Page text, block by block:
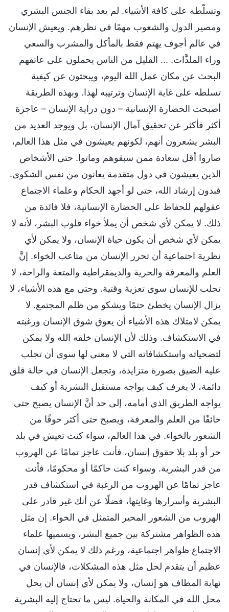
وتسلّطه على كافة الأشياء. لم يعد بقاء الجنس البشري
ومصير الدول والشعوب مهمًا في نظرهم. ويعيش الإنسان
في عالم أجوف يهتم فقط بالمأكل والمشرب والسعي
وراء الملذَّات. ... القليل من الناس يحملون على عاتقهم
البحث عن مكان عمل الله اليوم، ويبحثون عن كيفية
تسلطه على غاية الإنسان وترتيبه لهذا. وبهذه الطريقة
أصبحت الحضارة الإنسانية – دون دراية الإنسان – عاجزة
أكثر فأكثر عن تحقيق آمال الإنسان، بل ويوجد العديد من
البشر يشعرون أنهم، لكونهم يعيشون في مثل هذا العالم،
صاروا أقل سعادة ممن سبقوهم وماتوا. حتى الأشخاص
الذين يعيشون في دول متقدمة يعانون من نفس الشكوى.
فبدون إرشاد الله، حتى لو أجهد الحكام وعلماء الاجتماع
عقولهم للحفاظ على الحضارة الإنسانية، فلا فائدة من
ذلك. لا يمكن لأي شخص أن يملأ خواء قلوب البشر، لأنه لا
يمكن لأي شخص أن يكون حياة الإنسان، ولا يمكن لأي
نظرية اجتماعية أن تحرر الإنسان من متاعب الخواء. إنَّ
العلم والمعرفة والحرية والديمقراطية والمتعة والراحة، لا
تجلب للإنسان سوى تعزية وقتية. وحتى مع هذه الأشياء، لا
يزال الإنسان يخطئ حتمًا ويشكو من ظلم المجتمع. لا
يمكن لامتلاك هذه الأشياء أن يعوق شوق الإنسان ورغبته
في الاستكشاف. وذلك لأن الإنسان خلقه الله ولا يمكن
لتضحياته واستكشافاته التي لا معنى لها سوى أن تجلب
عليه الضيق بصورة متزايدة، وتجعل الإنسان في حالة قلق
دائمة، لا يعرف كيف يواجه مستقبل البشرية أو كيف
يواجه الطريق الذي أمامه، إلى حد أنَّ الإنسان يصبح حتى
خائفًا من العلم والمعرفة، ويصبح حتى أكثر خوفًا من
الشعور بالخواء. في هذا العالم، سواء كنت تعيش في بلد
حر أو بلد بلا حقوق إنسان، فأنت عاجز تمامًا عن الهروب
من قدر البشرية. وسواء كنت حاكمًا أو محكومًا، فأنت
عاجز تمامًا عن الهروب من الرغبة في استكشاف قدر
البشرية وأسرارها وغايتها، فضلًا عن أنك غير قادر على
الهروب من الشعور المحير المتمثل في الخواء. إن مثل
هذه الظواهر مشتركة بين جميع البشر، ويسميها علماء
الاجتماع ظواهر اجتماعية، ورغم ذلك لا يمكن لأي إنسان
عظيم أن يتقدم لحل مثل هذه المشكلات، فالإنسان في
نهاية المطاف هو إنسان، ولا يمكن لأي إنسان أن يحل
محل الله في المكانة والحياة. ليس ما تحتاج إليه البشرية